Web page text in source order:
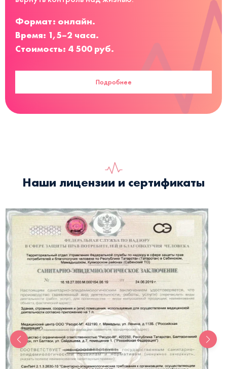
Формат: онлайн.
Время: 1,5–2 часа.
Стоимость: 4 500 руб.
Подробнее
Наши лицензии и сертификаты